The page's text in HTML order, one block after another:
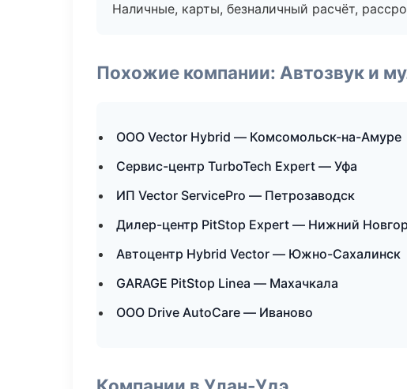
Наличные, карты, безналичный расчёт,
Похожие компании: Автозвук и
ООО Vector Hybrid — Комсомольск-на-Амуре
Сервис-центр TurboTech Expert — Уфа
ИП Vector ServicePro — Петрозаводск
Дилер-центр PitStop Expert — Нижний
Автоцентр Hybrid Vector — Южно-Сахалинск
GARAGE PitStop Linea — Махачкала
ООО Drive AutoCare — Иваново